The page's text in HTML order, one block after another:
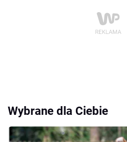
Wybrane dla Ciebie